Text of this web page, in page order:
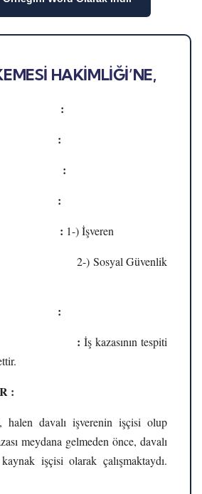
HAKİMLİĞİ’NE,
:
:
:
:
: 1-) İşveren
Güvenlik
:
:İş kazasının tespiti
:
halen davalı işverenin işçisi olup
meydana gelmeden önce, davalı
işçisi olarak çalışmaktaydı.